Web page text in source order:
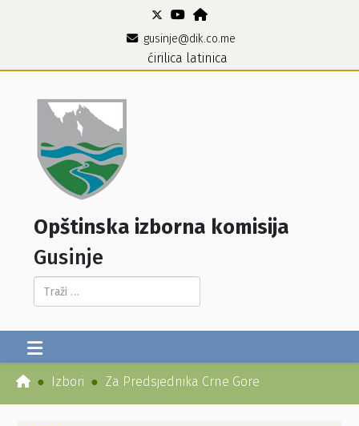
gusinje@dik.co.me
ćirilica latinica
Opštinska izborna komisija
Gusinje
Pretraga...
Izbori Za Predsjednika Crne Gore